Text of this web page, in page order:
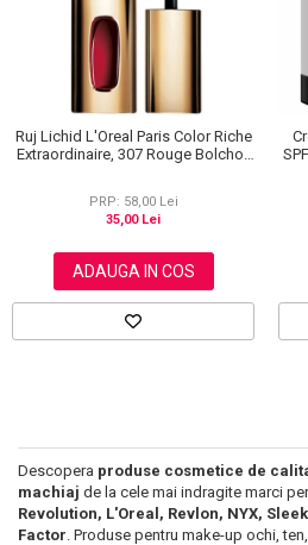
Ruj Lichid L'Oreal Paris Color Riche
Extraordinaire, 307 Rouge Bolchoi,
PRP: 58,00 Lei
35,00 Lei
ADAUGA IN COS
Descopera produse cosmetice de
machiaj de la cele mai indragite marci
Revolution, L'Oreal, Revlon, NYX,
Factor . Produse pentru make-up ochi,